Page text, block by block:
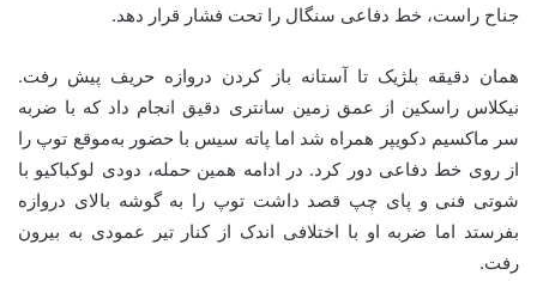
جناح راست، خط دفاعی سنگال را تحت فشار قرار دهد.
همان دقیقه بلژیک تا آستانه باز کردن دروازه حریف پیش رفت.
نیکلاس راسکین از عمق زمین سانتری دقیق انجام داد که با ضربه
سر ماکسیم دکویپر همراه شد اما پاته سیس با حضور به‌موقع توپ را
از روی خط دفاعی دور کرد. در ادامه همین حمله، دودی لوکباکیو با
شوتی فنی و پای چپ قصد داشت توپ را به گوشه بالای دروازه
بفرستد اما ضربه او با اختلافی اندک از کنار تیر عمودی به بیرون
رفت.